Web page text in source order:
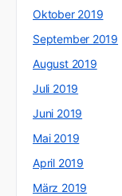
Oktober 2019
September 2019
August 2019
Juli 2019
Juni 2019
Mai 2019
April 2019
März 2019